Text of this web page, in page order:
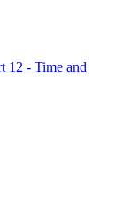
12 - Time and